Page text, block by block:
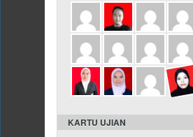
KARTU UJIAN